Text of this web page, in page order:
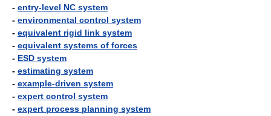
- entry-level NC system
- environmental control system
- equivalent rigid link system
- equivalent systems of forces
- ESD system
- estimating system
- example-driven system
- expert control system
- expert process planning system